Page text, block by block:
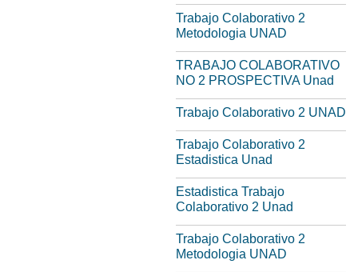
Trabajo Colaborativo 2
Metodologia UNAD
TRABAJO COLABORATIVO
NO 2 PROSPECTIVA Unad
Trabajo Colaborativo 2 UNAD
Trabajo Colaborativo 2
Estadistica Unad
Estadistica Trabajo
Colaborativo 2 Unad
Trabajo Colaborativo 2
Metodologia UNAD